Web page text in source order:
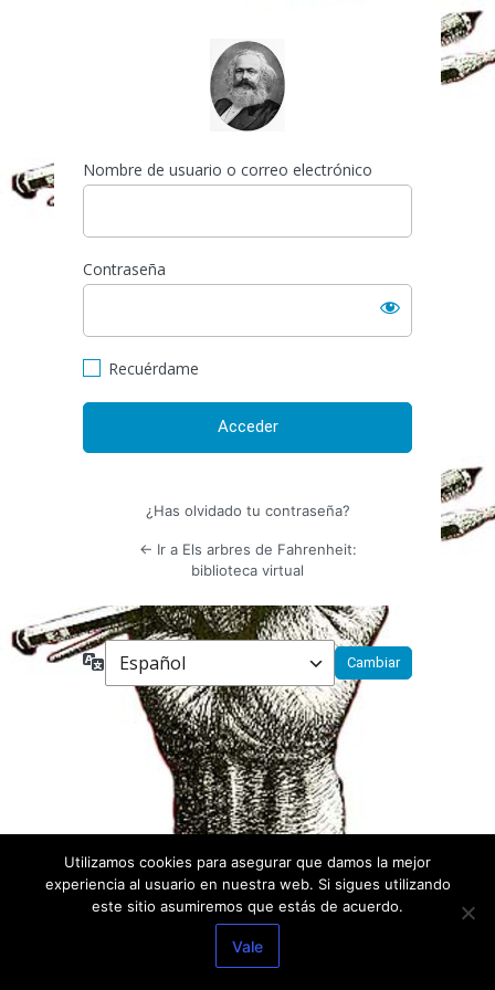
https://espai-marx.net/
Nombre de usuario o correo electrónico
Contraseña
Recuérdame
¿Has olvidado tu contraseña?
← Ir a Els arbres de Fahrenheit:
biblioteca virtual
Idioma
Utilizamos cookies para asegurar que damos la mejor
experiencia al usuario en nuestra web. Si sigues utilizando
este sitio asumiremos que estás de acuerdo.
Vale